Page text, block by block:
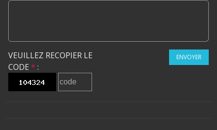
VEUILLEZ RECOPIER LE
CODE * :
ENVOYER